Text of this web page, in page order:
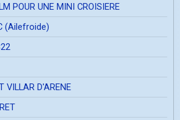
POUR UNE MINI CROISIERE
(Ailefroide)
VILLAR D'ARENE